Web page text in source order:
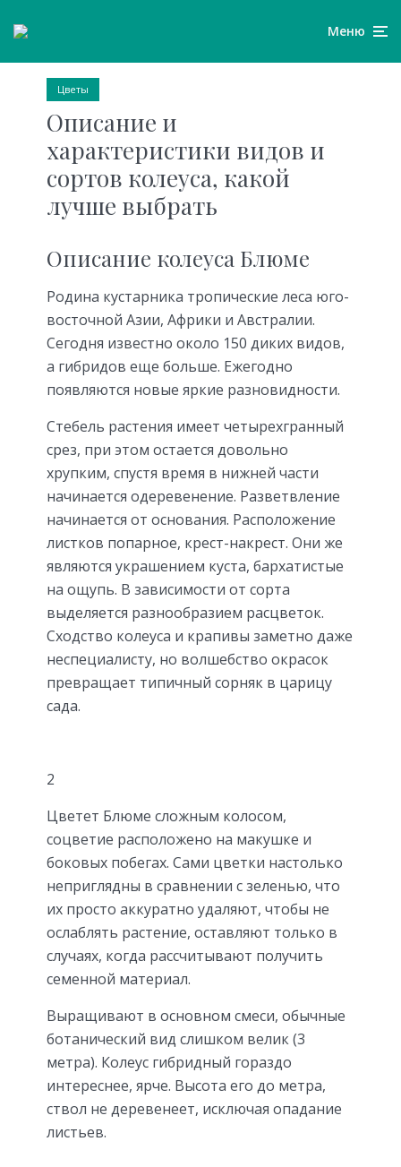
Меню
Цветы
Описание и
характеристики видов и
сортов колеуса, какой
лучше выбрать
Описание колеуса Блюме
Родина кустарника тропические леса юго-
восточной Азии, Африки и Австралии.
Сегодня известно около 150 диких видов,
а гибридов еще больше. Ежегодно
появляются новые яркие разновидности.
Стебель растения имеет четырехгранный
срез, при этом остается довольно
хрупким, спустя время в нижней части
начинается одеревенение. Разветвление
начинается от основания. Расположение
листков попарное, крест-накрест. Они же
являются украшением куста, бархатистые
на ощупь. В зависимости от сорта
выделяется разнообразием расцветок.
Сходство колеуса и крапивы заметно даже
неспециалисту, но волшебство окрасок
превращает типичный сорняк в царицу
сада.
2
Цветет Блюме сложным колосом,
соцветие расположено на макушке и
боковых побегах. Сами цветки настолько
неприглядны в сравнении с зеленью, что
их просто аккуратно удаляют, чтобы не
ослаблять растение, оставляют только в
случаях, когда рассчитывают получить
семенной материал.
Выращивают в основном смеси, обычные
ботанический вид слишком велик (3
метра). Колеус гибридный гораздо
интереснее, ярче. Высота его до метра,
ствол не деревенеет, исключая опадание
листьев.